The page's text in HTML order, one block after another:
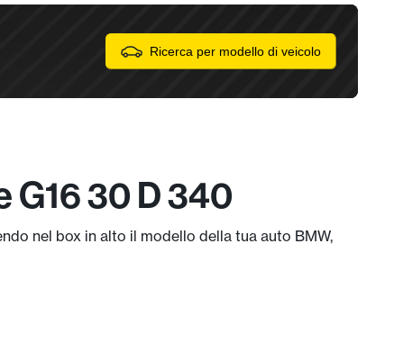
Ricerca per modello di veicolo
G16 30 D 340
nel box in alto il modello della tua auto BMW,